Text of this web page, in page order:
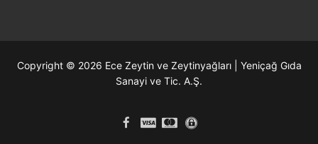
Copyright © 2026 Ece Zeytin ve Zeytinyağları | Yeniçağ Gıda
Sanayi ve Tic. A.Ş.